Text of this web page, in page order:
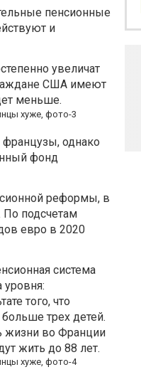
пенсионные
и
увеличат
США имеют
меньше.
однако
фонд
реформы, в
По подсчетам
евро в 2020
система
того, что
трех детей.
жизни во Франции
жить до 88 лет.